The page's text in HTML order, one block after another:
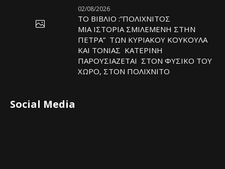
02/08/2026
ΤΟ ΒΙΒΛΙΟ :”ΠΟΛΙΧΝΙΤΟΣ
ΜΙΑ ΙΣΤΟΡΙΑ ΣΜΙΛΕΜΕΝΗ ΣΤΗΝ
ΠΕΤΡΑ” ΤΩΝ ΚΥΡΙΑΚΟΥ ΚΟΥΚΟΥΛΑ
ΚΑΙ ΤΟΝΙΑΣ ΚΑΤΕΡΙΝΗ
ΠΑΡΟΥΣΙΑΖΕΤΑΙ ΣΤΟΝ ΦΥΣΙΚΟ ΤOY
ΧΩΡΟ, ΣΤΟΝ ΠΟΛΙΧΝΙΤΟ
Social Media